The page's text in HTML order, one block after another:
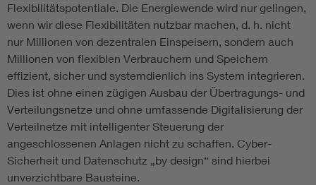
Flexibilitätspotentiale. Die Energiewende wird nur gelingen,
wenn wir diese Flexibilitäten nutzbar machen, d. h. nicht
nur Millionen von dezentralen Einspeisern, sondern auch
Millionen von flexiblen Verbrauchern und Speichern
effizient, sicher und systemdienlich ins System integrieren.
Dies ist ohne einen zügigen Ausbau der Übertragungs- und
Verteilungsnetze und ohne umfassende Digitalisierung der
Verteilnetze mit intelligenter Steuerung der
angeschlossenen Anlagen nicht zu schaffen. Cyber-
Sicherheit und Datenschutz „by design“ sind hierbei
unverzichtbare Bausteine.